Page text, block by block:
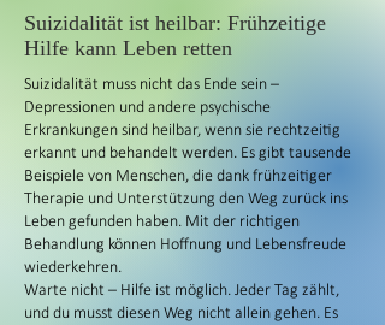
Suizidalität ist heilbar: Frühzeitige
Hilfe kann Leben retten
Suizidalität muss nicht das Ende sein –
Depressionen und andere psychische
Erkrankungen sind heilbar, wenn sie rechtzeitig
erkannt und behandelt werden. Es gibt tausende
Beispiele von Menschen, die dank frühzeitiger
Therapie und Unterstützung den Weg zurück ins
Leben gefunden haben. Mit der richtigen
Behandlung können Hoffnung und Lebensfreude
wiederkehren.
Warte nicht – Hilfe ist möglich. Jeder Tag zählt,
und du musst diesen Weg nicht allein gehen. Es